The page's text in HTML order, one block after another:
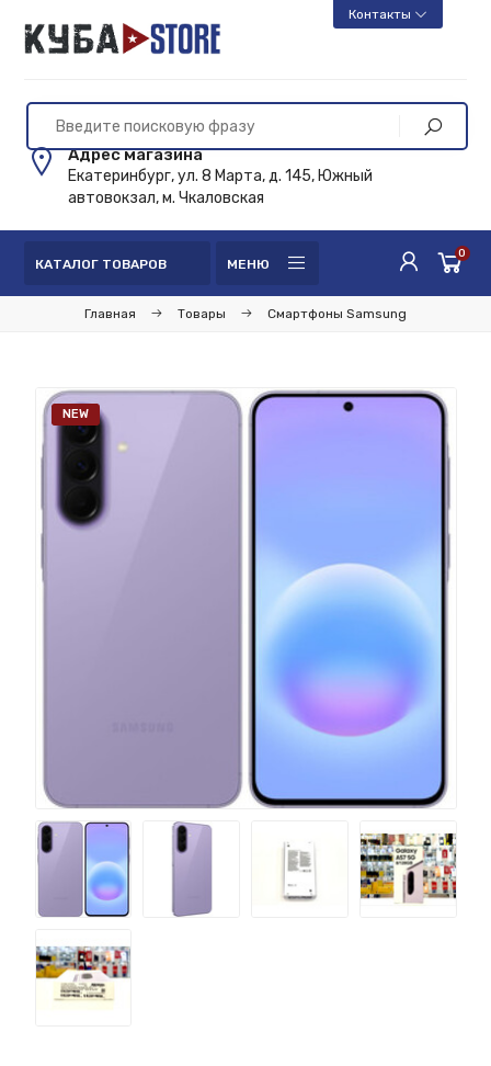
Контакты
Адрес магазина
Екатеринбург, ул. 8 Марта, д. 145, Южный
автовокзал, м. Чкаловская
КАТАЛОГ ТОВАРОВ МЕНЮ
0
Главная Товары Смартфоны Samsung
NEW